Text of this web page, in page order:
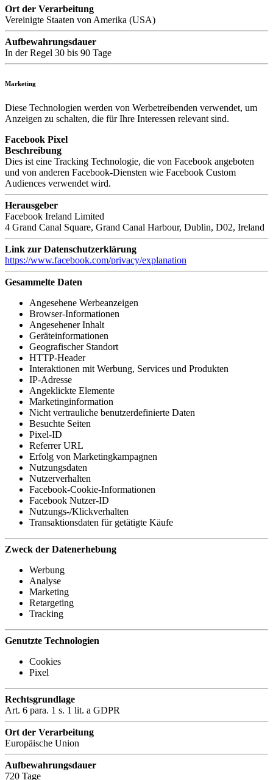
Ort der Verarbeitung
Vereinigte Staaten von Amerika (USA)
Aufbewahrungsdauer
In der Regel 30 bis 90 Tage
Marketing
Diese Technologien werden von Werbetreibenden verwendet, um
Anzeigen zu schalten, die für Ihre Interessen relevant sind.
Facebook Pixel
Beschreibung
Dies ist eine Tracking Technologie, die von Facebook angeboten
und von anderen Facebook-Diensten wie Facebook Custom
Audiences verwendet wird.
Herausgeber
Facebook Ireland Limited
4 Grand Canal Square, Grand Canal Harbour, Dublin, D02, Ireland
Link zur Datenschutzerklärung
https://www.facebook.com/privacy/explanation
Gesammelte Daten
Angesehene Werbeanzeigen
Browser-Informationen
Angesehener Inhalt
Geräteinformationen
Geografischer Standort
HTTP-Header
Interaktionen mit Werbung, Services und Produkten
IP-Adresse
Angeklickte Elemente
Marketinginformation
Nicht vertrauliche benutzerdefinierte Daten
Besuchte Seiten
Pixel-ID
Referrer URL
Erfolg von Marketingkampagnen
Nutzungsdaten
Nutzerverhalten
Facebook-Cookie-Informationen
Facebook Nutzer-ID
Nutzungs-/Klickverhalten
Transaktionsdaten für getätigte Käufe
Zweck der Datenerhebung
Werbung
Analyse
Marketing
Retargeting
Tracking
Genutzte Technologien
Cookies
Pixel
Rechtsgrundlage
Art. 6 para. 1 s. 1 lit. a GDPR
Ort der Verarbeitung
Europäische Union
Aufbewahrungsdauer
720 Tage